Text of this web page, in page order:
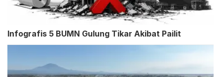
Infografis 5 BUMN Gulung Tikar Akibat Pailit